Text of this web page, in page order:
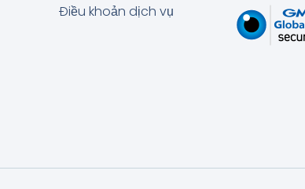
Điều khoản dịch vụ